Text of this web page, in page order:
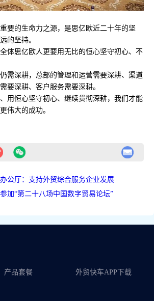
要的生命力之源，是思亿欧近二十年的坚
的坚持。
体思亿欧人更要用无比的恒心坚守初心、不
需深耕，总部的管理和运营需要深耕、渠道
要深耕、客户服务需要深耕。
用恒心坚守初心、继续贯彻深耕，我们才能
伟大的成功。
公厅：支持外贸综合服务企业发展
加“第二十八场中国数字贸易论坛”
产品套餐 外贸快车APP下载